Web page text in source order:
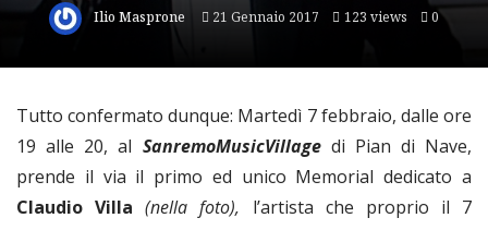
Ilio Masprone 21 Gennaio 2017 123 views 0
Tutto confermato dunque: Martedì 7 febbraio, dalle ore
19 alle 20, al SanremoMusicVillagedi Pian di Nave,
prende il via il primo ed unico Memorial dedicato a
Claudio Villa(nella foto), l’artista che proprio il 7